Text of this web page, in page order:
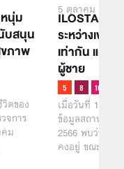
นุ่ม
บสนุน
ภาพ
ตของ
จการ
ม
5 ตุลาคม 2023
ILOSTAT เ
ระหว่างเพศ
เท่ากัน แต่ผู้
ผู้ชาย
เมื่อวันที่ 18 กัน
ข้อมูลสถานการ
2566 พบว่าแม้
คงอยู่ ขณะที่ใน